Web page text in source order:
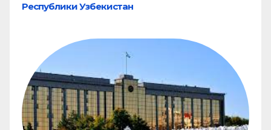
Республики Узбекистан